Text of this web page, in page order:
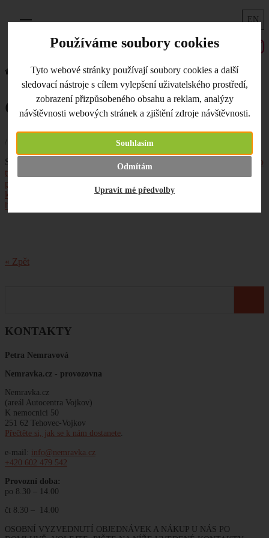
Používáme soubory cookies
Tyto webové stránky používají soubory cookies a další
sledovací nástroje s cílem vylepšení uživatelského prostředí,
zobrazení přizpůsobeného obsahu a reklam, analýzy
návštěvnosti webových stránek a zjištění zdroje návštěvnosti.
Souhlasím
Odmítám
Upravit mé předvolby
EN
KONTAKTY
Petra Nemravová
Nemravka.cz - provozovna
Nemravka.cz
(areál Autocentra Vojkov)
K nemocnici 50
251 62 Tehovec-Vojkov
Přečtěte si, jak se k nám dostanete.
e-mail: info@nemravka.cz
+420 602 479 542
Provozní doba:
po 8.30 – 14.00
čt 8.30 – 14.00
OSOBNÍ VYZVEDNUTÍ OBJEDNÁVEK A NÁKUP U NÁS PO
Úvodní strana Co je nového Co nového u nás na skládku?
Co nového u nás na skládku?
Stále a stále doplňujeme naše zásoby. A co konkrétně?
Podložku pro
tvoření A3
patinu Glaze Vintaj (malou i velkou),
pistoli
kroužky
scrapbookové jednobarevné papíry,
hmotu
« Zpět